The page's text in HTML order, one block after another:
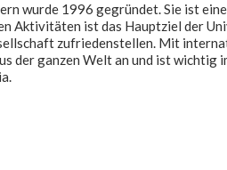
wurde 1996 gegründet. Sie ist
Aktivitäten ist das Hauptziel der
zufriedenstellen. Mit
der ganzen Welt an und ist wichtig